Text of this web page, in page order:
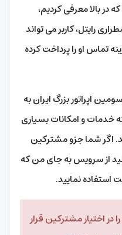
در بالا معرفی کردیم،
رایتل، کاربر می تواند
تماس او را پرداخت کرده
اپراتور بزرگ ایران به
خدمات و امکانات بسیاری
اگر شما جزو مشترکین
از سرویس به جای من که
نمایید.
اختیار مشترکین قرار